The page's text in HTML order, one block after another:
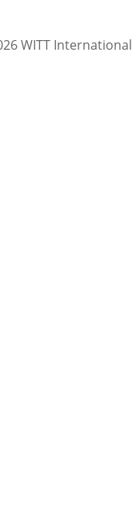
WITT International